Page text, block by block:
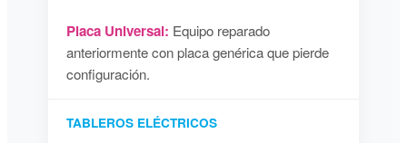
Placa Universal: Equipo reparado
anteriormente con placa genérica que pierde
configuración.
TABLEROS ELÉCTRICOS